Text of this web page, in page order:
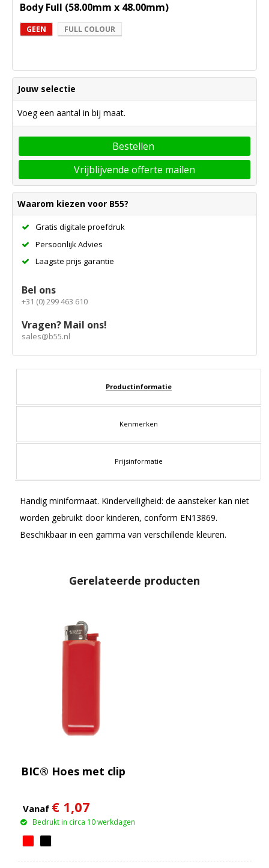
Body Full (58.00mm x 48.00mm)
GEEN FULL COLOUR
Jouw selectie
Voeg een aantal in bij maat.
Bestellen
Vrijblijvende offerte mailen
Waarom kiezen voor B55?
Gratis digitale proefdruk
Persoonlijk Advies
Laagste prijs garantie
Bel ons
+31 (0) 299 463 610
Vragen? Mail ons!
sales@b55.nl
Productinformatie
Kenmerken
Prijsinformatie
Handig miniformaat. Kinderveiligheid: de aansteker kan niet
worden gebruikt door kinderen, conform EN13869.
Beschikbaar in een gamma van verschillende kleuren.
Gerelateerde producten
BIC® Hoes met clip
Vanaf € 1,07
Bedrukt in circa 10 werkdagen